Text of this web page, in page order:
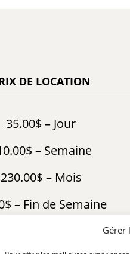
Gérer
DE LOCATION
35.00$ – Jour
– Semaine
230.00$ – Mois
– Fin de Semaine
en sus